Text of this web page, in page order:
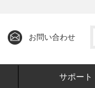
お問い合わせ
サポート